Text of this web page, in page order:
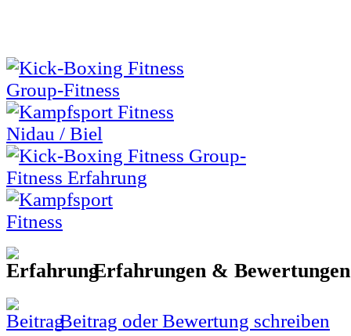
Erfahrungen &
Beitrag oder Bewertung schreiben